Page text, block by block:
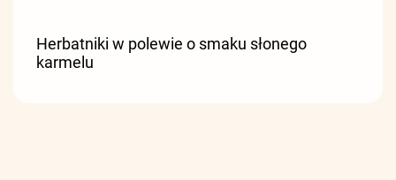
Herbatniki w polewie o smaku słonego
karmelu